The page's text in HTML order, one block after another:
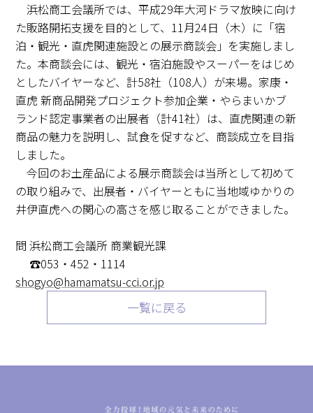
浜松商工会議所では、平成29年大河ドラマ放映に向け
た販路開拓支援を目的として、11月24日（木）に「宿
泊・観光・直虎関連施設との展示商談会」を実施しまし
た。本商談会には、観光・宿泊施設やスーパーをはじめ
としたバイヤーなど、計58社（108人）が来場。家康・
直虎 新商品開発プロジェクト参加企業・やらまいかブ
ランド認定事業者の出展者（計41社）は、直虎関連の新
商品の魅力を説明し、試食を促すなど、商談成立を目指
しました。
今回のお土産品による展示商談会は当所として初めて
の取り組みで、出展者・バイヤーともに当地域ゆかりの
井伊直虎への関心の高さを感じ取ることができました。
問 浜松商工会議所 商業観光課
☎053・452・1114
shogyo@hamamatsu-cci.or.jp
一覧に戻る